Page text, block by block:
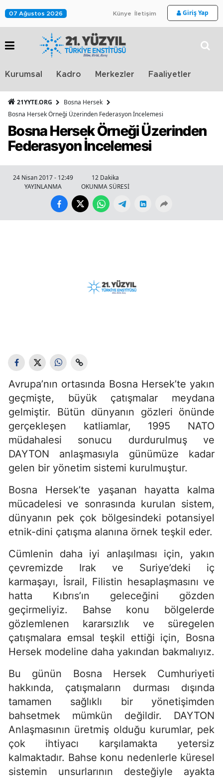
07 Ağustos 2026 Künye İletişim Giriş Yap
Kurumsal Kadro Merkezler Faaliyetler
21YYTE.ORG
Bosna Hersek
Bosna Hersek Örneği Üzerinden Federasyon İncelemesi
Bosna Hersek Örneği Üzerinden
Federasyon İncelemesi
24 Nisan 2017 - 12:49
YAYINLANMA
12 Dakika
OKUNMA SÜRESİ
Avrupa’nın ortasında Bosna Hersek’te yakın
geçmişte, büyük çatışmalar meydana
gelmiştir. Bütün dünyanın gözleri önünde
gerçekleşen katliamlar, 1995 NATO
müdahalesi sonucu durdurulmuş ve
DAYTON anlaşmasıyla günümüze kadar
gelen bir yönetim sistemi kurulmuştur.
Bosna Hersek’te yaşanan hayatta kalma
mücadelesi ve sonrasında kurulan sistem,
dünyanın pek çok bölgesindeki potansiyel
etnik-dini çatışma alanına örnek teşkil eder.
Cümlenin daha iyi anlaşılması için, yakın
çevremizde Irak ve Suriye’deki iç
karmaşayı, İsrail, Filistin hesaplaşmasını ve
hatta Kıbrıs’ın geleceğini gözden
geçirmeliyiz. Bahse konu bölgelerde
gözlemlenen kararsızlık ve süregelen
çatışmalara emsal teşkil ettiği için, Bosna
Hersek modeline daha yakından bakmalıyız.
Bu günün Bosna Hersek Cumhuriyeti
hakkında, çatışmaların durması dışında
tamamen sağlıklı bir yönetişimden
bahsetmek mümkün değildir. DAYTON
Anlaşmasının üretmiş olduğu kurumlar, pek
çok ihtiyacı karşılamakta yetersiz
kalmaktadır. Bahse konu nedenlerle küresel
sistemin unsurlarının desteğiyle ayakta